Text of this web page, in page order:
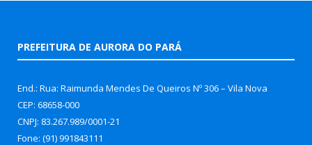
PREFEITURA DE AURORA DO PARÁ
End.: Rua: Raimunda Mendes De Queiros Nº 306 – Vila Nova
CEP: 68658-000
CNPJ: 83.267.989/0001-21
Fone: (91) 991843111